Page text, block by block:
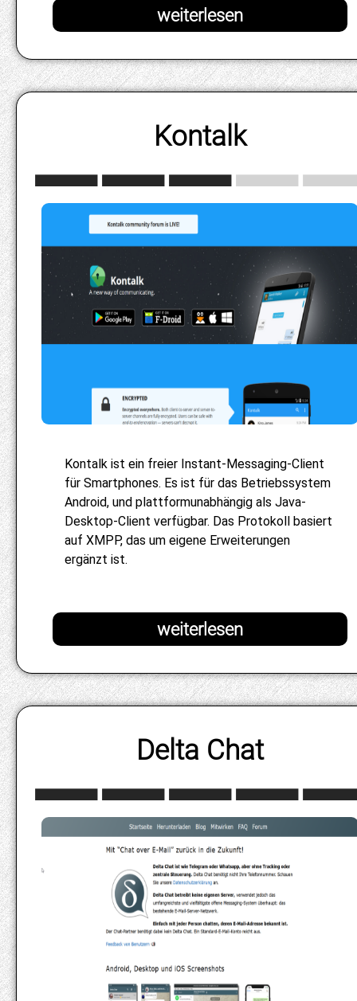
Kontalk
Kontalk ist ein freier Instant-Messaging-Client
für Smartphones. Es ist für das Betriebssystem
Android, und plattformunabhängig als Java-
Desktop-Client verfügbar. Das Protokoll basiert
auf XMPP, das um eigene Erweiterungen
ergänzt ist.
Delta Chat